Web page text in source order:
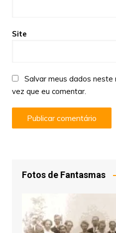
Site
Salvar meus dados
vez que eu comentar.
Fotos de Fantasmas